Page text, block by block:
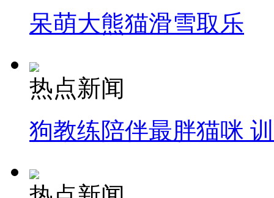
呆萌大熊猫滑雪取乐
热点新闻
狗教练陪伴最胖猫咪